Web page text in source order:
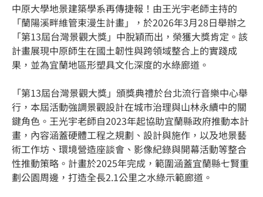
中原大學地景建築學系再傳捷報！由王光宇老師主持的
「蘭陽溪畔維管束漫生計畫」，於2026年3月28日舉辦之
「第13屆台灣景觀大獎」中脫穎而出，榮獲大獎肯定。該
計畫展現中原師生在國土韌性與跨領域整合上的實踐成
果，並為宜蘭地區形塑具文化深度的水綠廊道。
「第13屆台灣景觀大獎」頒獎典禮於台北流行音樂中心舉
行，本屆活動強調景觀設計在城市治理與山林永續中的關
鍵角色。王光宇老師自2023年起協助宜蘭縣政府推動本計
畫，內容涵蓋硬體工程之規劃、設計與施作，以及地景藝
術工作坊、環境營造座談會、影像紀錄與開幕活動等整合
性推動策略。計畫於2025年完成，範圍涵蓋宜蘭縣七賢重
劃公園周邊，打造全長2.1公里之水綠示範廊道。